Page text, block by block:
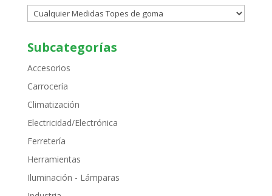
Subcategorías
Accesorios
Carrocería
Climatización
Electricidad/Electrónica
Ferretería
Herramientas
Iluminación - Lámparas